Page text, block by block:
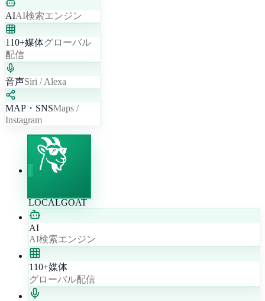
AIAI検索エンジン
110+媒体グローバル
配信
音声Siri / Alexa
MAP・SNSMaps /
Instagram
LOCALGOAT
AI
AI検索エンジン
110+媒体
グローバル配信